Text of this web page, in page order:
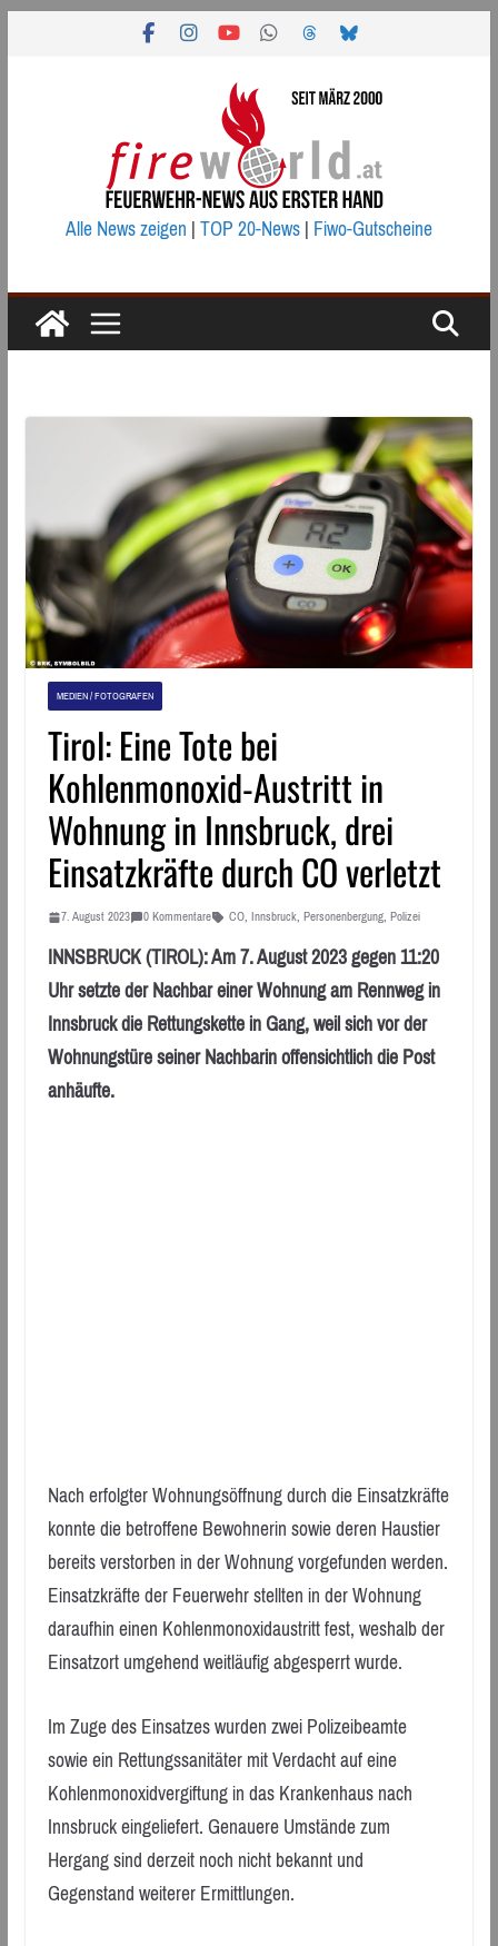
Alle News zeigen|TOP 20-News|Fiwo-Gutscheine
MEDIEN / FOTOGRAFEN
Tirol: Eine Tote bei
Kohlenmonoxid-Austritt in
Wohnung in Innsbruck, drei
Einsatzkräfte durch CO verletzt
7. August 2023 0 Kommentare CO, Innsbruck, Personenbergung, Polizei
INNSBRUCK (TIROL): Am 7. August 2023 gegen 11:20
Uhr setzte der Nachbar einer Wohnung am Rennweg in
Innsbruck die Rettungskette in Gang, weil sich vor der
Wohnungstüre seiner Nachbarin offensichtlich die Post
anhäufte.
Nach erfolgter Wohnungsöffnung durch die Einsatzkräfte
konnte die betroffene Bewohnerin sowie deren Haustier
bereits verstorben in der Wohnung vorgefunden werden.
Einsatzkräfte der Feuerwehr stellten in der Wohnung
daraufhin einen Kohlenmonoxidaustritt fest, weshalb der
Einsatzort umgehend weitläufig abgesperrt wurde.
Im Zuge des Einsatzes wurden zwei Polizeibeamte
sowie ein Rettungssanitäter mit Verdacht auf eine
Kohlenmonoxidvergiftung in das Krankenhaus nach
Innsbruck eingeliefert. Genauere Umstände zum
Hergang sind derzeit noch nicht bekannt und
Gegenstand weiterer Ermittlungen.